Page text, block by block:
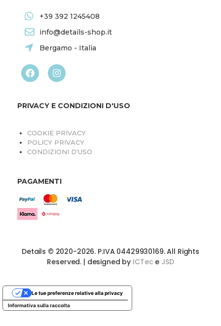
+39 392 1245408
info@details-shop.it
Bergamo - Italia
PRIVACY E CONDIZIONI D'USO
COOKIE PRIVACY
POLICY PRIVACY
CONDIZIONI D'USO
PAGAMENTI
Details © 2020-2026. P.IVA 04429930169. All Rights
Reserved. | designed by ICTec e JSD
Informativa sulla raccolta
Le tue preferenze relative alla privacy